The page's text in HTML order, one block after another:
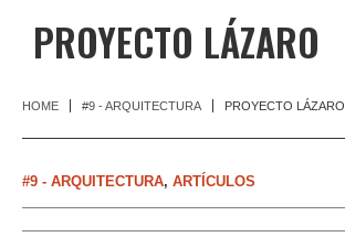
PROYECTO LÁZARO
HOME #9 - ARQUITECTURA PROYECTO LÁZARO
#9 - ARQUITECTURA, ARTÍCULOS